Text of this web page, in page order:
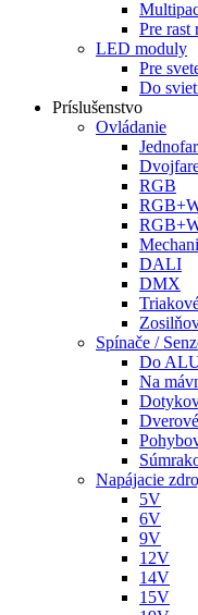
Pre rast
LED moduly
Pre
Do
Príslušenstvo
Ovládanie
RGB
DALI
DMX
Spínače /
Do
Na
Dverové
Napájacie
5V
6V
9V
12V
14V
15V